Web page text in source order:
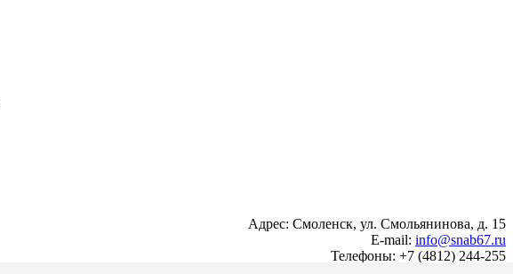
Адрес: Смоленск, ул. Смольянинова, д. 15
E-mail: info@snab67.ru
Телефоны: +7 (4812) 244-255